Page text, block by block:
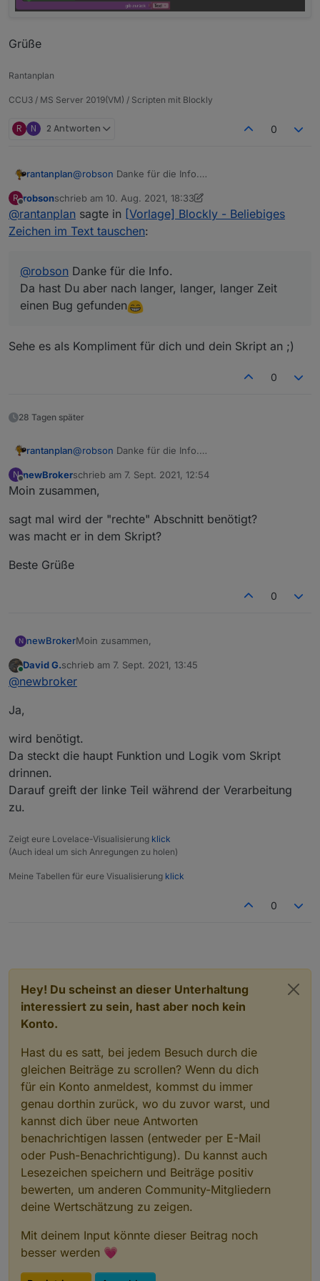
Grüße
Rantanplan
CCU3 / MS Server 2019(VM) / Scripten mit Blockly
R N 2 Antworten 0
rantanplan@robson Danke für die Info.
einen Bug gefunden
Habe das Blockly geändert und im ersten Post neu
hinterlegt.
Hier die Änderung.
Grüße
R
Offline
robsonschrieb am 10. Aug. 2021, 18:33
zuletzt editiert von robson 8. Nov. 2021, 08:02
@rantanplan sagte in [Vorlage] Blockly - Beliebiges
Zeichen im Text tauschen:
@robson Danke für die Info.
Da hast Du aber nach langer, langer, langer Zeit
einen Bug gefunden
Sehe es als Kompliment für dich und dein Skript an ;)
0
28 Tagen später
rantanplan@robson Danke für die Info.
einen Bug gefunden
Habe das Blockly geändert und im ersten Post neu
hinterlegt.
N
Offline
newBrokerschrieb am 7. Sept. 2021, 12:54
zuletzt editiert von
Moin zusammen,
sagt mal wird der "rechte" Abschnitt benötigt?
was macht er in dem Skript?
Beste Grüße
0
N newBrokerMoin zusammen,
sagt mal wird der "rechte" Abschnitt benötigt?
was macht er in dem Skript?
Online
David G.schrieb am 7. Sept. 2021, 13:45
zuletzt editiert von
@newbroker
Ja,
wird benötigt.
Da steckt die haupt Funktion und Logik vom Skript
drinnen.
Darauf greift der linke Teil während der Verarbeitung
zu.
Zeigt eure Lovelace-Visualisierung klick
(Auch ideal um sich Anregungen zu holen)
Meine Tabellen für eure Visualisierung klick
0
Hey! Du scheinst an dieser Unterhaltung
interessiert zu sein, hast aber noch kein
Konto.
Hast du es satt, bei jedem Besuch durch die
gleichen Beiträge zu scrollen? Wenn du dich
für ein Konto anmeldest, kommst du immer
genau dorthin zurück, wo du zuvor warst, und
kannst dich über neue Antworten
benachrichtigen lassen (entweder per E-Mail
oder Push-Benachrichtigung). Du kannst auch
Lesezeichen speichern und Beiträge positiv
bewerten, um anderen Community-Mitgliedern
deine Wertschätzung zu zeigen.
Mit deinem Input könnte dieser Beitrag noch
besser werden 💗